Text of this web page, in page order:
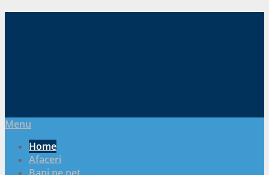
Menu
Home
Afaceri